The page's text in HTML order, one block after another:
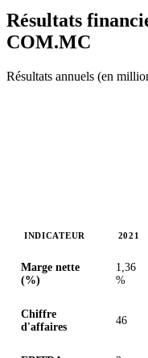
Résultats
COM.MC
Résultats annuels (en
INDICATEUR 2021
Marge nette
(%)
1,36
%
Chiffre
d'affaires
46